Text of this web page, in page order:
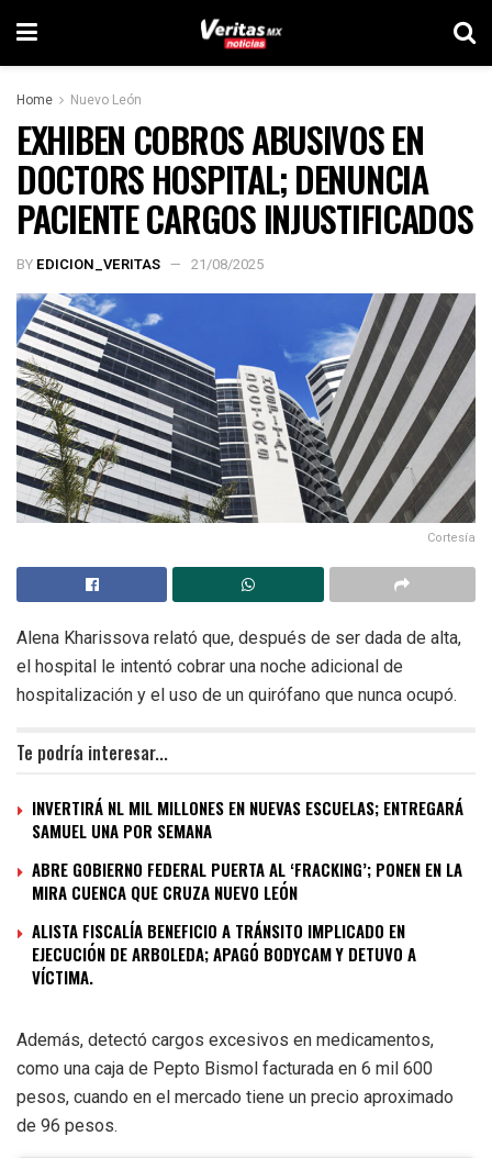
Home Nuevo León
EXHIBEN COBROS ABUSIVOS EN
DOCTORS HOSPITAL; DENUNCIA
PACIENTE CARGOS INJUSTIFICADOS
BY EDICION_VERITAS 21/08/2025
Cortesía
Alena Kharissova relató que, después de ser dada de alta,
el hospital le intentó cobrar una noche adicional de
hospitalización y el uso de un quirófano que nunca ocupó.
Te podría interesar...
INVERTIRÁ NL MIL MILLONES EN NUEVAS ESCUELAS; ENTREGARÁ
SAMUEL UNA POR SEMANA
ABRE GOBIERNO FEDERAL PUERTA AL ‘FRACKING’; PONEN EN LA
MIRA CUENCA QUE CRUZA NUEVO LEÓN
ALISTA FISCALÍA BENEFICIO A TRÁNSITO IMPLICADO EN
EJECUCIÓN DE ARBOLEDA; APAGÓ BODYCAM Y DETUVO A
VÍCTIMA.
Además, detectó cargos excesivos en medicamentos,
como una caja de Pepto Bismol facturada en 6 mil 600
pesos, cuando en el mercado tiene un precio aproximado
de 96 pesos.